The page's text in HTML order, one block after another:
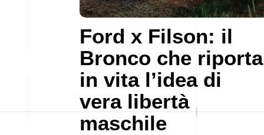
Ford x Filson: il
Bronco che riporta
in vita l’idea di
vera libertà
maschile